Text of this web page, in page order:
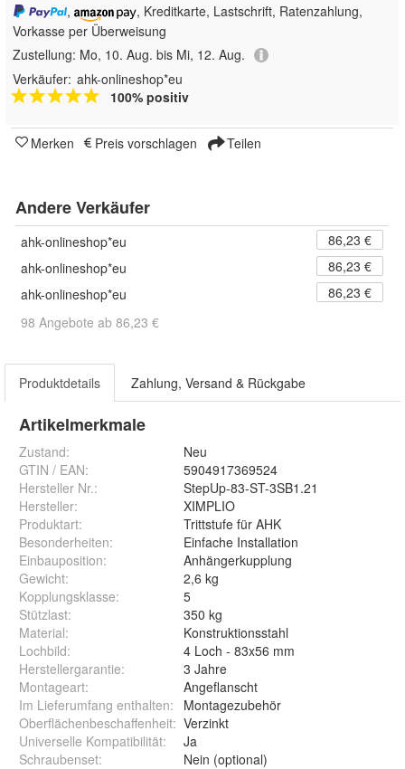
,
, Kreditkarte, Lastschrift, Ratenzahlung,
Vorkasse per Überweisung
Zustellung: Mo, 10. Aug. bis Mi, 12. Aug.
Verkäufer: ahk-onlineshop*eu
100% positiv
Merken Preis vorschlagen Teilen
Andere Verkäufer
ahk-onlineshop*eu
86,23 €
ahk-onlineshop*eu
86,23 €
ahk-onlineshop*eu
86,23 €
98 Angebote ab 86,23 €
Produktdetails Zahlung, Versand & Rückgabe
Artikelmerkmale
Zustand:
Neu
GTIN / EAN:
5904917369524
Hersteller Nr.:
StepUp-83-ST-3SB1.21
Hersteller:
XIMPLIO
Produktart:
Trittstufe für AHK
Besonderheiten:
Einfache Installation
Einbauposition:
Anhängerkupplung
Gewicht:
2,6 kg
Kopplungsklasse:
5
Stützlast:
350 kg
Material:
Konstruktionsstahl
Lochbild:
4 Loch - 83x56 mm
Herstellergarantie:
3 Jahre
Montageart:
Angeflanscht
Im Lieferumfang enthalten:
Montagezubehör
Oberflächenbeschaffenheit: Verzinkt
Universelle Kompatibilität:
Ja
Schraubenset: Nein (optional)